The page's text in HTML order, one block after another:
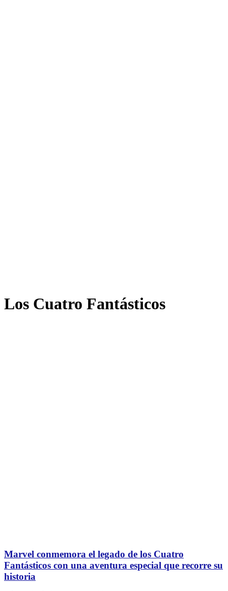
Los Cuatro Fantásticos
Marvel conmemora el legado de los Cuatro
Fantásticos con una aventura especial que recorre su
historia